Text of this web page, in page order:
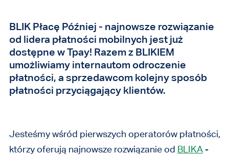
BLIK Płacę Później - najnowsze rozwiązanie
od lidera płatności mobilnych jest już
dostępne w Tpay! Razem z BLIKIEM
umożliwiamy internautom odroczenie
płatności, a sprzedawcom kolejny sposób
płatności przyciągający klientów.
Jesteśmy wśród pierwszych operatorów płatności,
którzy oferują najnowsze rozwiązanie od BLIKA-